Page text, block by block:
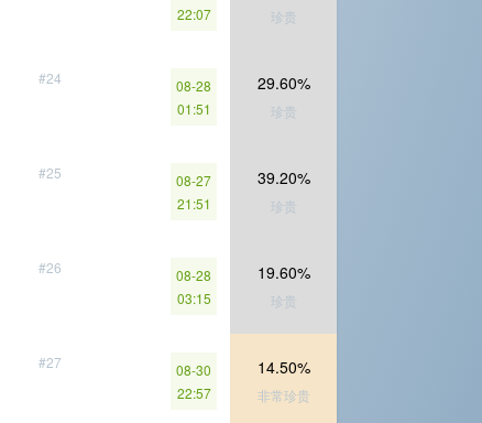
22:07
珍贵
#24
08-28
01:51
29.60%
珍贵
#25
08-27
21:51
39.20%
珍贵
#26
08-28
03:15
19.60%
珍贵
#27
08-30
22:57
14.50%
非常珍贵